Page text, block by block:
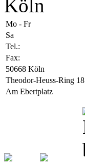
Köln
Mo - Fr
Sa
Tel.:
Fax:
50668 Köln
Theodor-Heuss-Ring 18
Am Ebertplatz